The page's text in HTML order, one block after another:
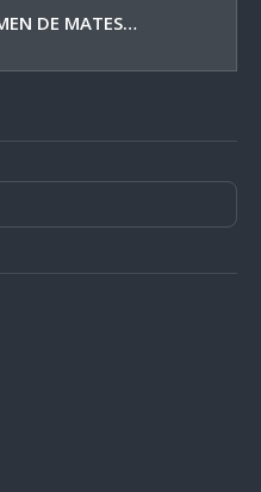
DE MATES…